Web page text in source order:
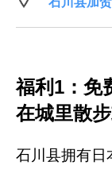
福利1：免
在城里散
石川县拥有日